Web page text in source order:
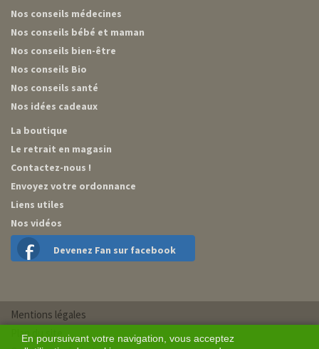
Nos conseils médecines
Nos conseils bébé et maman
Nos conseils bien-être
Nos conseils Bio
Nos conseils santé
Nos idées cadeaux
La boutique
Le retrait en magasin
Contactez-nous !
Envoyez votre ordonnance
Liens utiles
Nos vidéos
Devenez Fan sur facebook
En poursuivant votre navigation, vous acceptez
Mentions légales
Plan du site